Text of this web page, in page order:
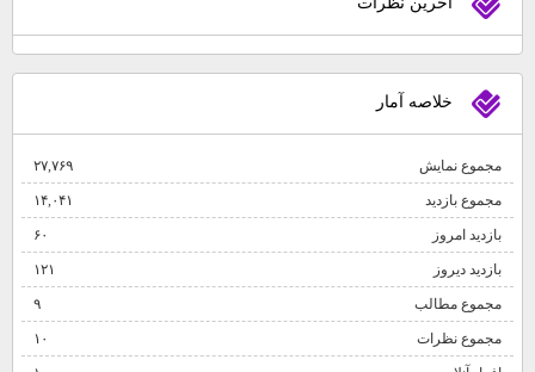
خلاصه آمار
مجموع نمایش‌ ۲۷,۷۶۹
مجموع بازدید ۱۴,۰۴۱
بازدید امروز ۶۰
بازدید دیروز ۱۲۱
مجموع مطالب ۹
مجموع نظرات ۱۰